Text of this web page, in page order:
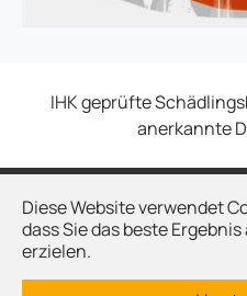
Diese Website verwendet
dass Sie das beste
erzielen.
IHK geprüfte
anerkannte
Kontakt
Impressum
Datenschutz